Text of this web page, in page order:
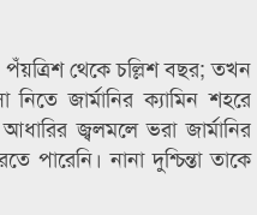
থেকে চল্লিশ বছর; তখন
জার্মানির ক্যামিন শহরে
জ্বলমলে ভরা জার্মানির
নানা দুশ্চিন্তা তাকে